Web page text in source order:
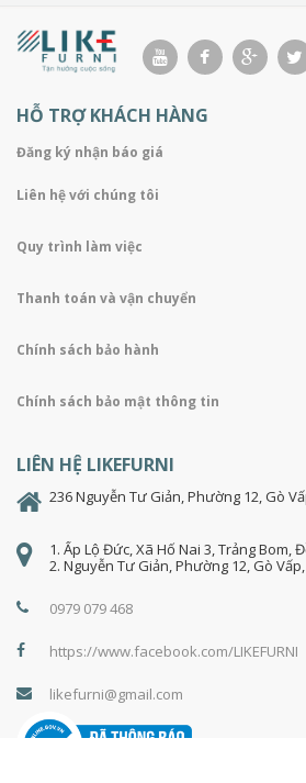
HỖ TRỢ KHÁCH HÀNG
Đăng ký nhận báo giá
Liên hệ với chúng tôi
Quy trình làm việc
Thanh toán và vận chuyển
Chính sách bảo hành
Chính sách bảo mật thông tin
LIÊN HỆ LIKEFURNI
236 Nguyễn Tư Giản, Phường 12, Gò
1. Ấp Lộ Đức, Xã Hố Nai 3, Trảng Bom,
2. Nguyễn Tư Giản, Phường 12, Gò Vấp,
0979 079 468
https://www.facebook.com/LIKEFURNI
likefurni@gmail.com